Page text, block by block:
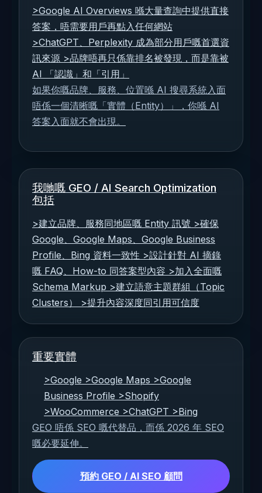
>Google AI Overviews 喺大量查詢中提供直接
答案，唔需要用戶再點入任何網站
>ChatGPT、Perplexity 成為部分用戶嘅首選資
訊來源 >品牌唔再只係靠排名被發現，而是靠被
AI 「認識」和「引用」
如果你嘅品牌、服務、位置喺 AI 搜尋系統入面
唔係一個清晰嘅「實體（Entity）」，你喺 AI
答案入面就不會出現。
我哋嘅 GEO / AI Search Optimization
包括
>建立品牌、服務同地區嘅 Entity 訊號 >確保
Google、Google Maps、Google Business
Profile、Bing 資料一致性 >設計針對 AI 摘錄
嘅 FAQ、How-to 同答案型內容 >加入全面嘅
Schema Markup >建立語意主題群組（Topic
Clusters） >提升內容深度同引用可信度
重要實體
>Google >Google Maps >Google
Business Profile >Shopify
>WooCommerce >ChatGPT >Bing
GEO 唔係 SEO 嘅代替品，而係 2026 年 SEO
嘅必要延伸。
預約 GEO / AI SEO 顧問